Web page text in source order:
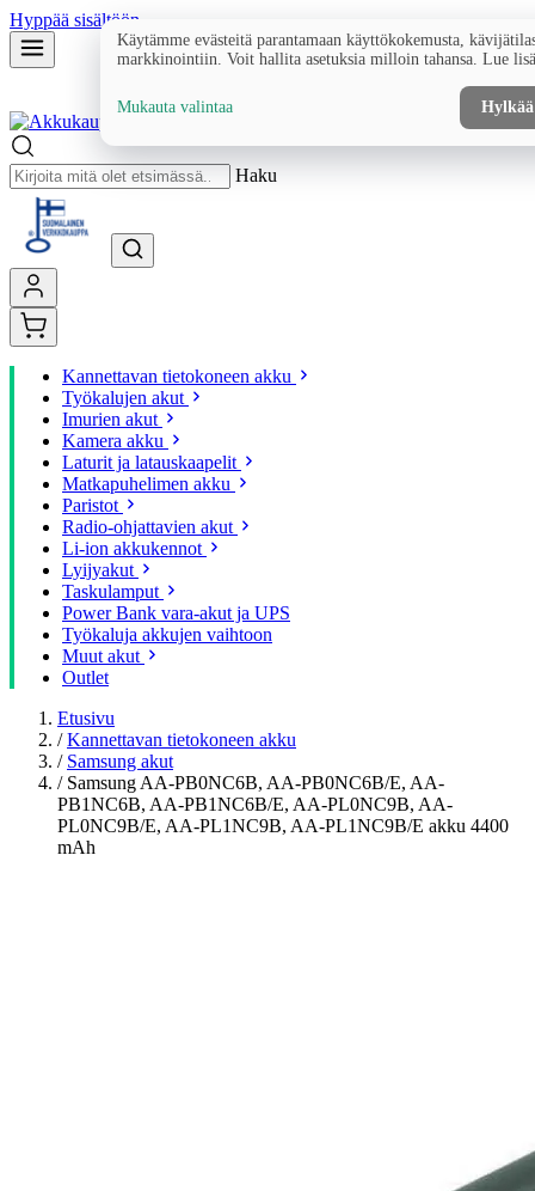
Hyppää sisältöön
Haku
Kannettavan tietokoneen akku
Työkalujen akut
Imurien akut
Kamera akku
Laturit ja latauskaapelit
Matkapuhelimen akku
Paristot
Radio-ohjattavien akut
Li-ion akkukennot
Lyijyakut
Taskulamput
Power Bank vara-akut ja UPS
Työkaluja akkujen vaihtoon
Muut akut
Outlet
Etusivu
/ Kannettavan tietokoneen akku
/ Samsung akut
/ Samsung AA-PB0NC6B, AA-PB0NC6B/E, AA-
PB1NC6B, AA-PB1NC6B/E, AA-PL0NC9B, AA-
PL0NC9B/E, AA-PL1NC9B, AA-PL1NC9B/E akku 4400
mAh
Käytämme evästeitä parantamaan käyttökokemusta,
markkinointiin. Voit hallita asetuksia milloin tahansa. Lue
Mukauta valintaa Hylkää